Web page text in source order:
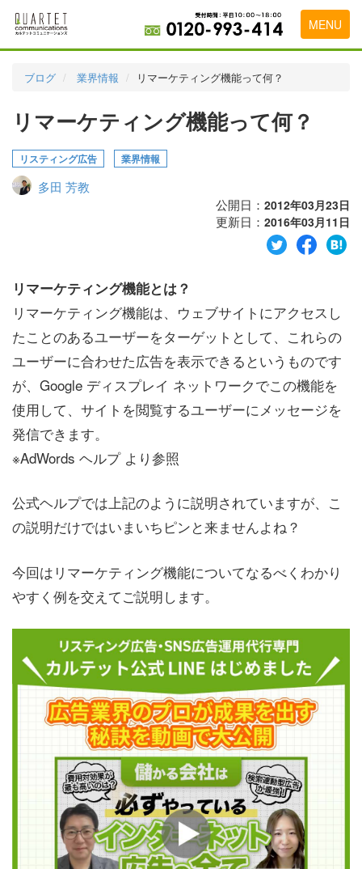
MENU
実績・お客様の声
初めて導入をお考えの方
代理店の乗り換えをお考えの方
会社概要
お問い合わせ
ブログ 業界情報 リマーケティング機能って何？
リマーケティング機能って何？
リスティング広告 業界情報
多田 芳教
公開日： 2012年03月23日
更新日： 2016年03月11日
リマーケティング機能とは？
リマーケティング機能は、ウェブサイトにアクセスし
たことのあるユーザーをターゲットとして、これらの
ユーザーに合わせた広告を表示できるというものです
が、Google ディスプレイ ネットワークでこの機能を
使用して、サイトを閲覧するユーザーにメッセージを
発信できます。
※AdWords ヘルプ より参照
公式ヘルプでは上記のように説明されていますが、こ
の説明だけではいまいちピンと来ませんよね？
今回はリマーケティング機能についてなるべくわかり
やすく例を交えてご説明します。